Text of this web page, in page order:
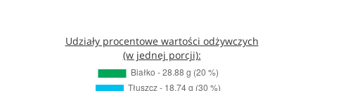
Udziały procentowe wartości odżywczych
(w jednej porcji):